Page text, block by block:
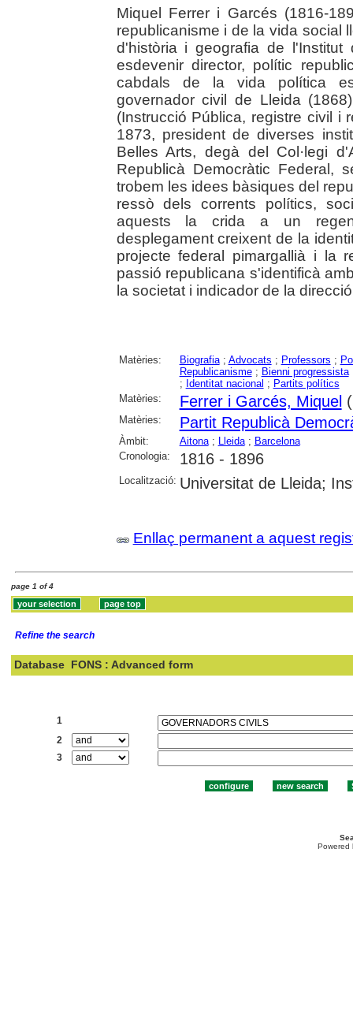
Miquel Ferrer i Garcés (1816-
republicanisme i de la vida social
d'història i geografia de
esdevenir director, polític
cabdals de la vida política
governador civil de Lleida
(Instrucció Pública, registre civil i
1873, president de diverses
Belles Arts, degà del Col·legi
Republicà Democràtic Federal,
trobem les idees bàsiques del
ressò dels corrents polítics,
aquests la crida a un
desplegament creixent de la
projecte federal pimargallià i la
passió republicana s'identificà
la societat i indicador de la
Matèries: Biografia; Advocats ; Professors ;
Republicanisme; Bienni progressista
; Identitat nacional ; Partits polítics
Matèries:
Ferrer i Garcés, Miquel
Matèries: Partit Republicà
Àmbit: Aitona; Lleida; Barcelona
Cronologia:
1816 - 1896
Localització: Universitat de Lleida;
Enllaç permanent a aquest
page 1 of 4
Refine the search
Database FONS : Advanced form
1
2
3